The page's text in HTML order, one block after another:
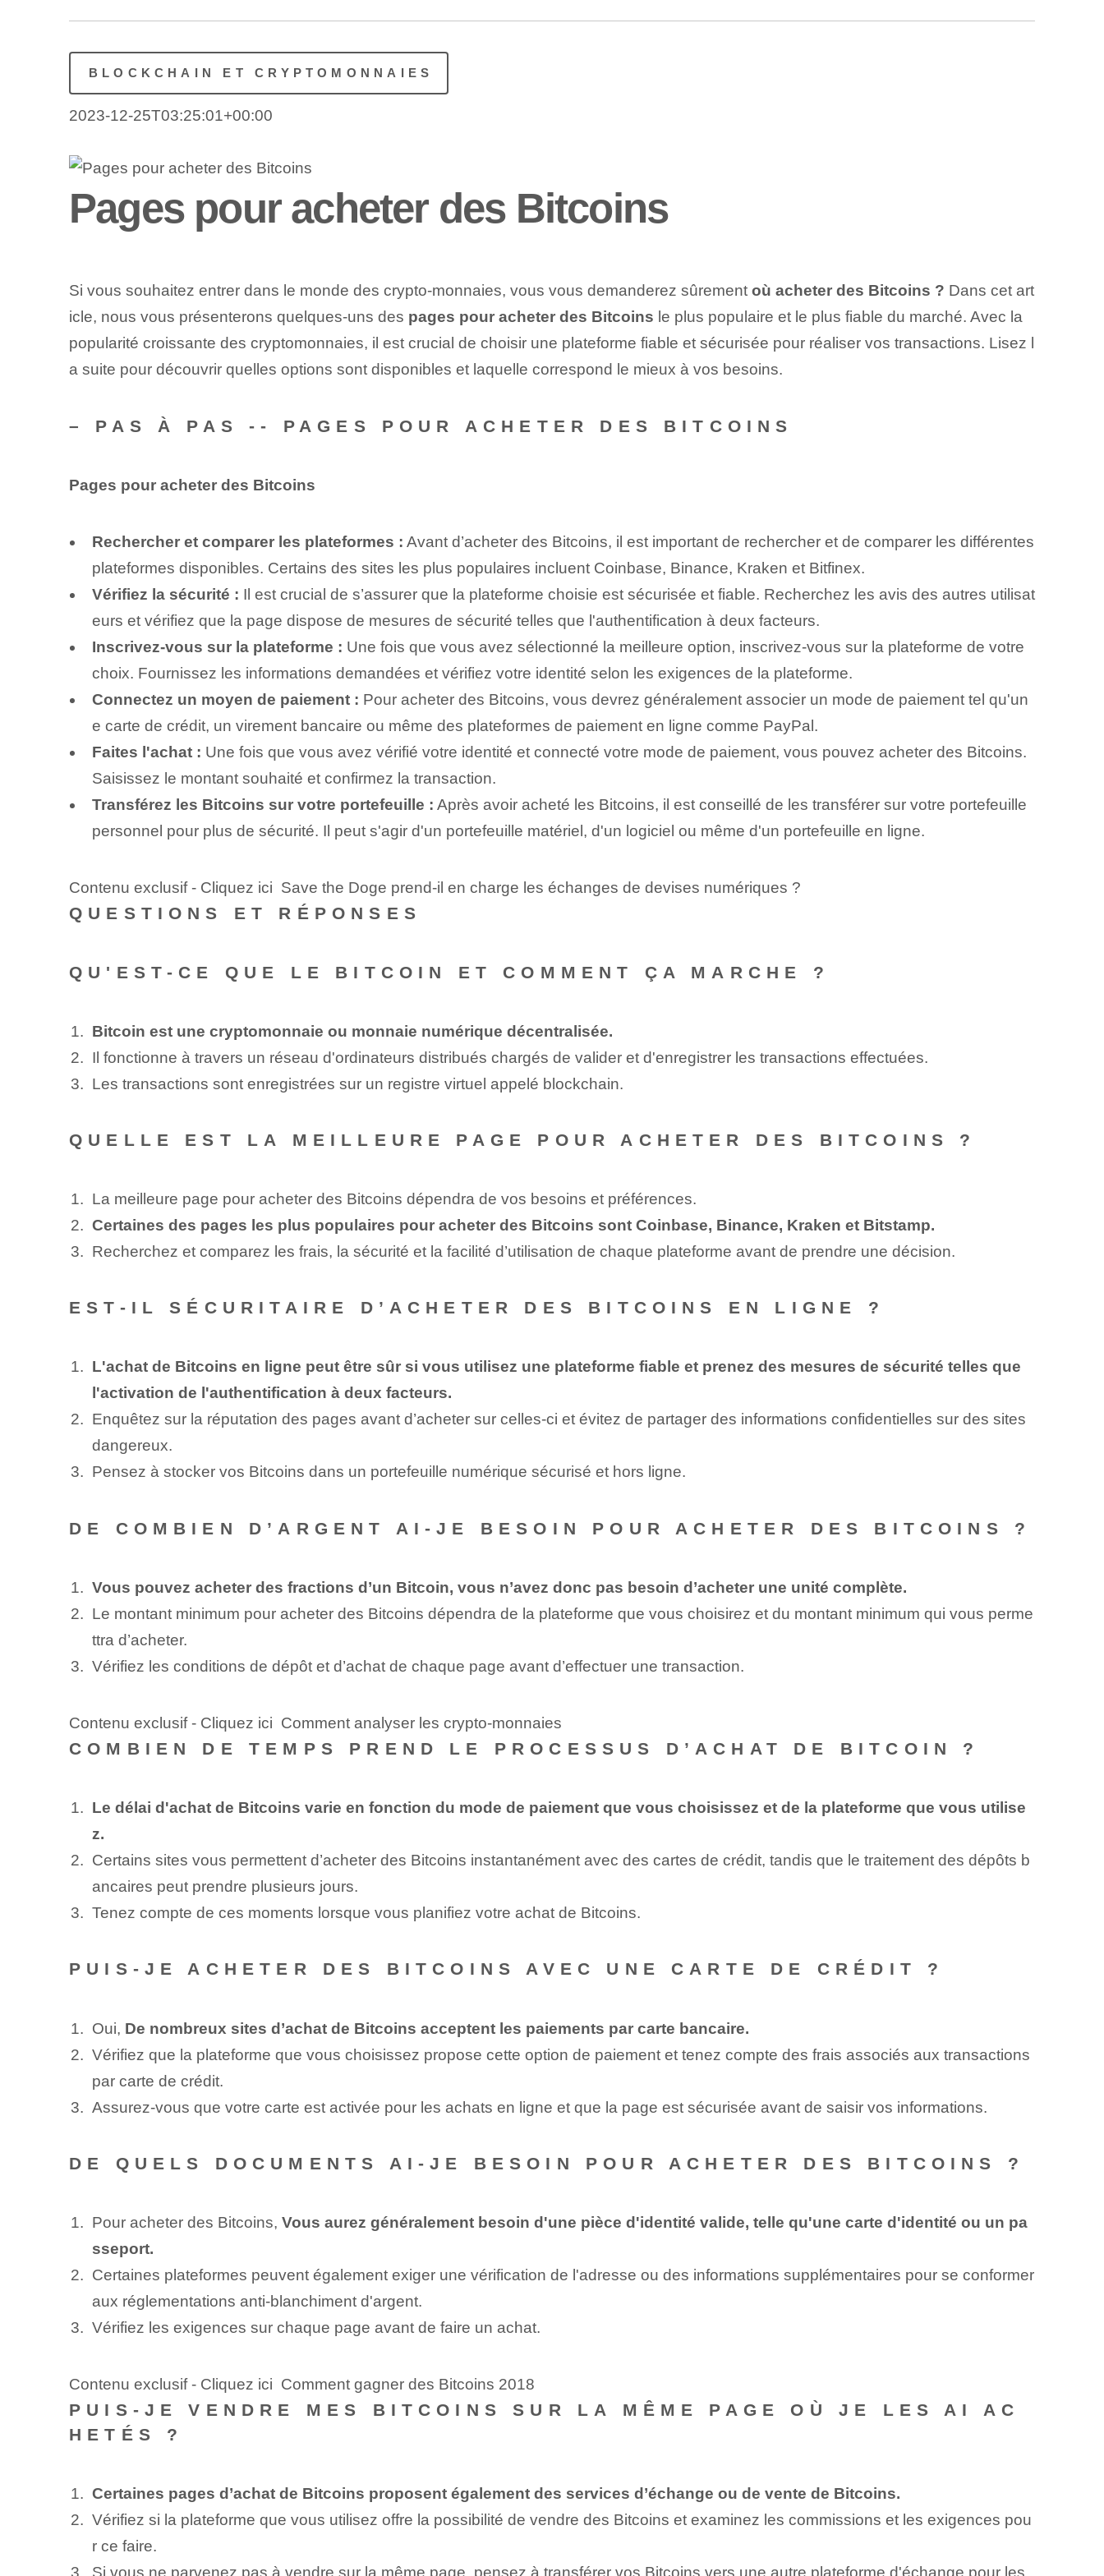
BLOCKCHAIN ET CRYPTOMONNAIES
2023-12-25T03:25:01+00:00
Pages pour acheter des Bitcoins
Si vous souhaitez entrer dans le monde des crypto-monnaies, vous vous demanderez sûrement où acheter des Bitcoins ? Dans cet art
icle, nous vous présenterons quelques-uns des pages pour acheter des Bitcoins le plus populaire et le plus fiable du marché. Avec la
popularité croissante des cryptomonnaies, il est crucial de choisir une plateforme fiable et sécurisée pour réaliser vos transactions. Lisez l
a suite pour découvrir quelles options sont disponibles et laquelle correspond le mieux à vos besoins.
– PAS À PAS -- PAGES POUR ACHETER DES BITCOINS
Pages pour acheter des Bitcoins
Rechercher et comparer les plateformes : Avant d’acheter des Bitcoins, il est important de rechercher et de comparer les différentes
plateformes disponibles. Certains des sites les plus populaires incluent Coinbase, Binance, Kraken et Bitfinex.
Vérifiez la sécurité : Il est crucial de s’assurer que la plateforme choisie est sécurisée et fiable. Recherchez les avis des autres utilisat
eurs et vérifiez que la page dispose de mesures de sécurité telles que l'authentification à deux facteurs.
Inscrivez-vous sur la plateforme : Une fois que vous avez sélectionné la meilleure option, inscrivez-vous sur la plateforme de votre
choix. Fournissez les informations demandées et vérifiez votre identité selon les exigences de la plateforme.
Connectez un moyen de paiement : Pour acheter des Bitcoins, vous devrez généralement associer un mode de paiement tel qu'un
e carte de crédit, un virement bancaire ou même des plateformes de paiement en ligne comme PayPal.
Faites l'achat : Une fois que vous avez vérifié votre identité et connecté votre mode de paiement, vous pouvez acheter des Bitcoins.
Saisissez le montant souhaité et confirmez la transaction.
Transférez les Bitcoins sur votre portefeuille : Après avoir acheté les Bitcoins, il est conseillé de les transférer sur votre portefeuille
personnel pour plus de sécurité. Il peut s'agir d'un portefeuille matériel, d'un logiciel ou même d'un portefeuille en ligne.
Contenu exclusif - Cliquez ici Save the Doge prend-il en charge les échanges de devises numériques ?
QUESTIONS ET RÉPONSES
QU'EST-CE QUE LE BITCOIN ET COMMENT ÇA MARCHE ?
Bitcoin est une cryptomonnaie ou monnaie numérique décentralisée.
Il fonctionne à travers un réseau d'ordinateurs distribués chargés de valider et d'enregistrer les transactions effectuées.
Les transactions sont enregistrées sur un registre virtuel appelé blockchain.
QUELLE EST LA MEILLEURE PAGE POUR ACHETER DES BITCOINS ?
La meilleure page pour acheter des Bitcoins dépendra de vos besoins et préférences.
Certaines des pages les plus populaires pour acheter des Bitcoins sont Coinbase, Binance, Kraken et Bitstamp.
Recherchez et comparez les frais, la sécurité et la facilité d’utilisation de chaque plateforme avant de prendre une décision.
EST-IL SÉCURITAIRE D’ACHETER DES BITCOINS EN LIGNE ?
L'achat de Bitcoins en ligne peut être sûr si vous utilisez une plateforme fiable et prenez des mesures de sécurité telles que
l'activation de l'authentification à deux facteurs.
Enquêtez sur la réputation des pages avant d’acheter sur celles-ci et évitez de partager des informations confidentielles sur des sites
dangereux.
Pensez à stocker vos Bitcoins dans un portefeuille numérique sécurisé et hors ligne.
DE COMBIEN D’ARGENT AI-JE BESOIN POUR ACHETER DES BITCOINS ?
Vous pouvez acheter des fractions d’un Bitcoin, vous n’avez donc pas besoin d’acheter une unité complète.
Le montant minimum pour acheter des Bitcoins dépendra de la plateforme que vous choisirez et du montant minimum qui vous perme
ttra d’acheter.
Vérifiez les conditions de dépôt et d’achat de chaque page avant d’effectuer une transaction.
Contenu exclusif - Cliquez ici Comment analyser les crypto-monnaies
COMBIEN DE TEMPS PREND LE PROCESSUS D’ACHAT DE BITCOIN ?
Le délai d'achat de Bitcoins varie en fonction du mode de paiement que vous choisissez et de la plateforme que vous utilise
z.
Certains sites vous permettent d’acheter des Bitcoins instantanément avec des cartes de crédit, tandis que le traitement des dépôts b
ancaires peut prendre plusieurs jours.
Tenez compte de ces moments lorsque vous planifiez votre achat de Bitcoins.
PUIS-JE ACHETER DES BITCOINS AVEC UNE CARTE DE CRÉDIT ?
Oui, De nombreux sites d’achat de Bitcoins acceptent les paiements par carte bancaire.
Vérifiez que la plateforme que vous choisissez propose cette option de paiement et tenez compte des frais associés aux transactions
par carte de crédit.
Assurez-vous que votre carte est activée pour les achats en ligne et que la page est sécurisée avant de saisir vos informations.
DE QUELS DOCUMENTS AI-JE BESOIN POUR ACHETER DES BITCOINS ?
Pour acheter des Bitcoins, Vous aurez généralement besoin d'une pièce d'identité valide, telle qu'une carte d'identité ou un pa
sseport.
Certaines plateformes peuvent également exiger une vérification de l'adresse ou des informations supplémentaires pour se conformer
aux réglementations anti-blanchiment d'argent.
Vérifiez les exigences sur chaque page avant de faire un achat.
Contenu exclusif - Cliquez ici Comment gagner des Bitcoins 2018
PUIS-JE VENDRE MES BITCOINS SUR LA MÊME PAGE OÙ JE LES AI AC
HETÉS ?
Certaines pages d’achat de Bitcoins proposent également des services d’échange ou de vente de Bitcoins.
Vérifiez si la plateforme que vous utilisez offre la possibilité de vendre des Bitcoins et examinez les commissions et les exigences pou
r ce faire.